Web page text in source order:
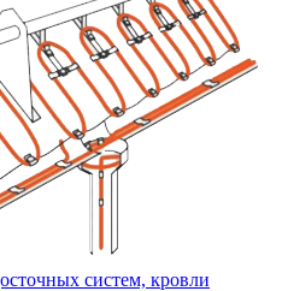
систем, кровли